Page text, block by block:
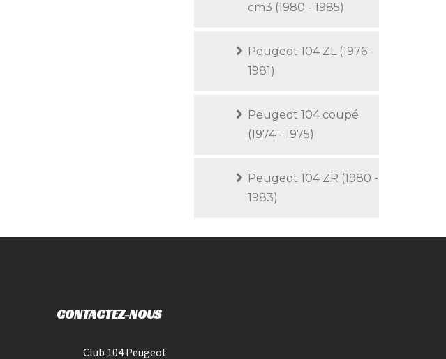
cm3 (1980 - 1985)
Peugeot 104 ZL (1976 -
1981)
Peugeot 104 coupé
(1974 - 1975)
Peugeot 104 ZR (1980 -
1983)
CONTACTEZ-NOUS
Club 104 Peugeot